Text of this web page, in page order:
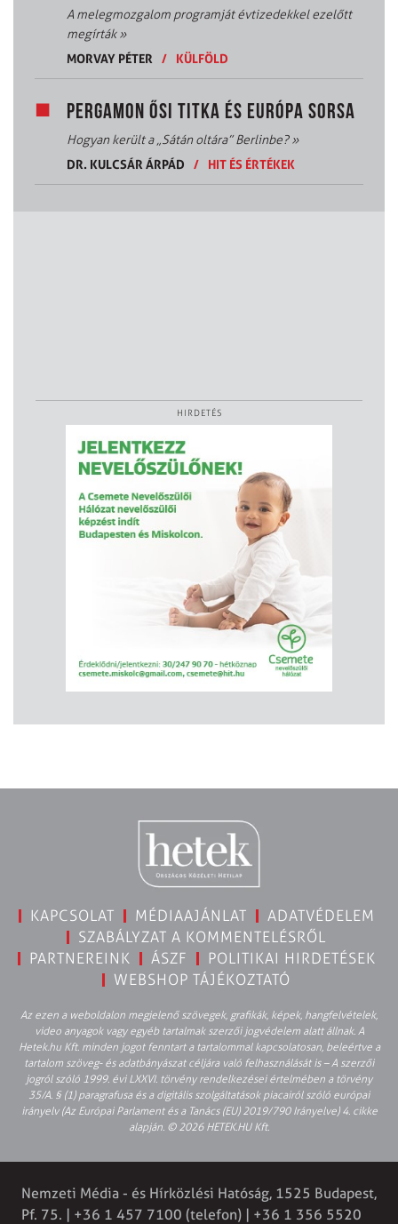
A melegmozgalom programját évtizedekkel ezelőtt
megírták»
MORVAY PÉTER
/ KÜLFÖLD
PERGAMON ŐSI TITKA ÉS EURÓPA SORSA
Hogyan került a „Sátán oltára” Berlinbe?»
DR. KULCSÁR ÁRPÁD
/ HIT ÉS ÉRTÉKEK
HIRDETÉS
KAPCSOLAT MÉDIAAJÁNLAT
ADATVÉDELEM
SZABÁLYZAT A KOMMENTELÉSRŐL
PARTNEREINK
ÁSZF
POLITIKAI HIRDETÉSEK
WEBSHOP TÁJÉKOZTATÓ
Az ezen a weboldalon megjelenő szövegek, grafikák, képek, hangfelvételek,
video anyagok vagy egyéb tartalmak szerzői jogvédelem alatt állnak. A
Hetek.hu Kft. minden jogot fenntart a tartalommal kapcsolatosan, beleértve a
tartalom szöveg- és adatbányászat céljára való felhasználását is – A szerzői
jogról szóló 1999. évi LXXVI. törvény rendelkezései értelmében a törvény
35/A. § (1) paragrafusa és a digitális szolgáltatások piacairól szóló európai
irányelv (Az Európai Parlament és a Tanács (EU) 2019/790 Irányelve) 4. cikke
alapján. © 2026 HETEK.HU Kft.
Nemzeti Média - és Hírközlési Hatóság, 1525 Budapest,
Pf. 75. | +36 1 457 7100 (telefon) | +36 1 356 5520